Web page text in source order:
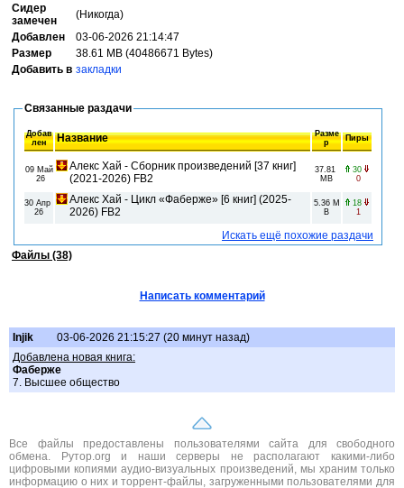
Сидер
замечен
(Никогда)
Добавлен
03-06-2026 21:14:47
Размер
38.61 MB (40486671 Bytes)
Добавить в закладки
Связанные раздачи
Добав
лен
Название
Разме
р
Пиры
09 Май
26
Алекс Хай - Сборник произведений [37 книг]
(2021-2026) FB2
37.81
MB
30
0
30 Апр
26
Алекс Хай - Цикл «Фаберже» [6 книг] (2025-
2026) FB2
5.36 M
B
18
1
Искать ещё похожие раздачи
Файлы (38)
Написать комментарий
Injik
03-06-2026 21:15:27 (20 минут назад)
Добавлена новая книга:
Фаберже
7. Высшее общество
Все файлы предоставлены пользователями сайта для свободного
обмена. Рутор.org и наши серверы не располагают какими-либо
цифровыми копиями аудио-визуальных произведений, мы храним только
информацию о них и торрент-файлы, загруженными пользователями для